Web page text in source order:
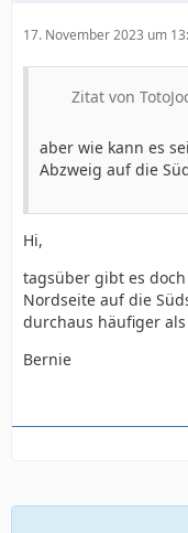
17. November 2023 um
Zitat von
aber wie kann es
Abzweig auf die
Hi,
tagsüber gibt es doch
Nordseite auf die
durchaus häufiger
Bernie